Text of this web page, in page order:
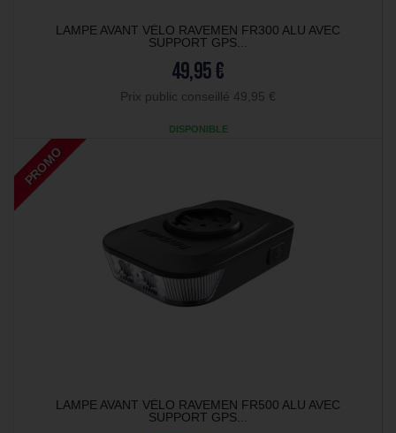
LAMPE AVANT VÉLO RAVEMEN FR300 ALU AVEC
SUPPORT GPS...
49,95 €
Prix public conseillé 49,95 €
DISPONIBLE
PROMO
LAMPE AVANT VÉLO RAVEMEN FR500 ALU AVEC
SUPPORT GPS...